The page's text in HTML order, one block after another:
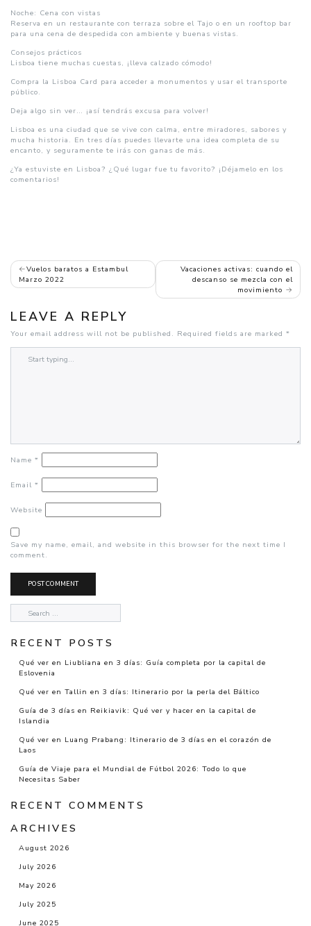
Noche: Cena con vistas
Reserva en un restaurante con terraza sobre el Tajo o en un rooftop bar
para una cena de despedida con ambiente y buenas vistas.
Consejos prácticos
Lisboa tiene muchas cuestas, ¡lleva calzado cómodo!
Compra la Lisboa Card para acceder a monumentos y usar el transporte
público.
Deja algo sin ver… ¡así tendrás excusa para volver!
Lisboa es una ciudad que se vive con calma, entre miradores, sabores y
mucha historia. En tres días puedes llevarte una idea completa de su
encanto, y seguramente te irás con ganas de más.
¿Ya estuviste en Lisboa? ¿Qué lugar fue tu favorito? ¡Déjamelo en los
comentarios!
POST
NAVIGATION
Vuelos baratos a Estambul
Marzo 2022
Vacaciones activas: cuando el
descanso se mezcla con el
movimiento
LEAVE A REPLY
Your email address will not be published. Required fields are marked *
Name *
Email *
Website
Save my name, email, and website in this browser for the next time I
comment.
RECENT POSTS
Qué ver en Liubliana en 3 días: Guía completa por la capital de
Eslovenia
Qué ver en Tallin en 3 días: Itinerario por la perla del Báltico
Guía de 3 días en Reikiavik: Qué ver y hacer en la capital de
Islandia
Qué ver en Luang Prabang: Itinerario de 3 días en el corazón de
Laos
Guía de Viaje para el Mundial de Fútbol 2026: Todo lo que
Necesitas Saber
RECENT COMMENTS
ARCHIVES
August 2026
July 2026
May 2026
July 2025
June 2025